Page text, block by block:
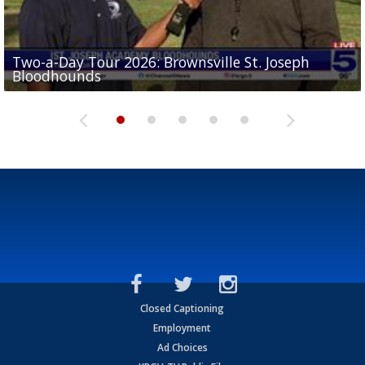
Two-a-Day Tour 2026: Brownsville St. Joseph
Bloodhounds
Two-a-Day Tour 2026: St. Joseph Academy
Bloodhounds
Two-a-Day Tour 2026: Sharyland Rattlers
Sit-down interview with UTRGV wide receiver
Tavian Cord
Two-a-Day Tour 2026: Raymondville Bearkats
Closed Captioning
Employment
Ad Choices